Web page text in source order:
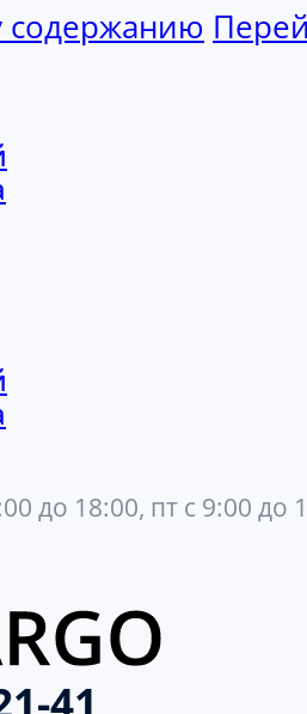
содержанию
до 18:00, пт с 9:00 до